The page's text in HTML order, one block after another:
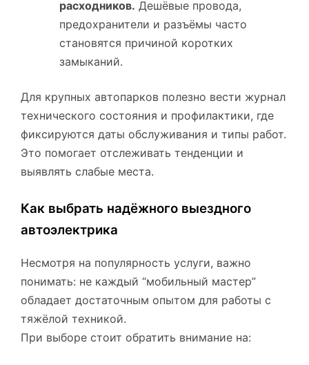
расходников. Дешёвые провода,
предохранители и разъёмы часто
становятся причиной коротких
замыканий.
Для крупных автопарков полезно вести журнал
технического состояния и профилактики, где
фиксируются даты обслуживания и типы работ.
Это помогает отслеживать тенденции и
выявлять слабые места.
Как выбрать надёжного выездного
автоэлектрика
Несмотря на популярность услуги, важно
понимать: не каждый “мобильный мастер”
обладает достаточным опытом для работы с
тяжёлой техникой.
При выборе стоит обратить внимание на: